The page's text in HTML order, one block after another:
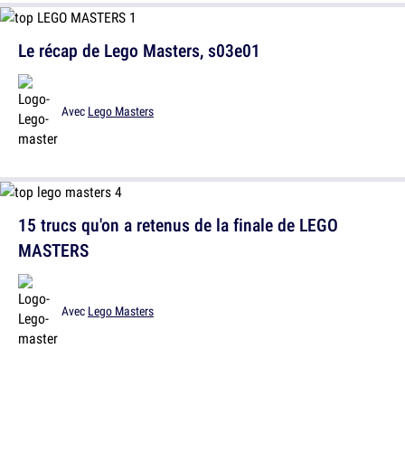
Le récap de Lego Masters, s03e01
Avec Lego Masters
15 trucs qu'on a retenus de la finale de LEGO
MASTERS
Avec Lego Masters